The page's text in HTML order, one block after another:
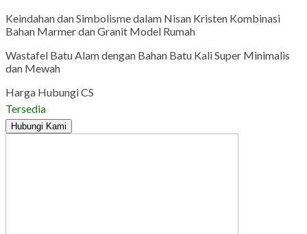
Keindahan dan Simbolisme dalam Nisan Kristen Kombinasi
Bahan Marmer dan Granit Model Rumah
Wastafel Batu Alam dengan Bahan Batu Kali Super Minimalis
dan Mewah
Harga Hubungi CS
Tersedia
Hubungi Kami